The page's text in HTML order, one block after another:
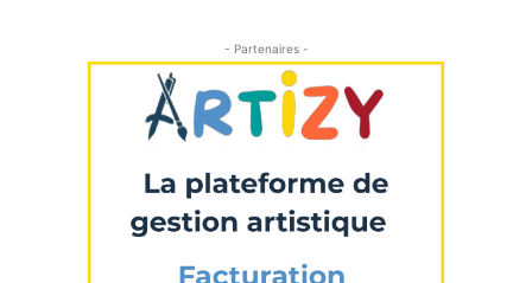
J'accepte lestermes et conditions
* Champ obligatoire
Statut / Organisation
- Partenaires -